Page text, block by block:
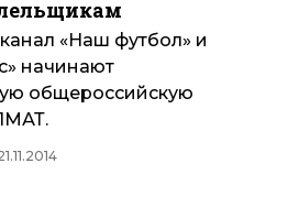
«Наш футбол» и
начинают
общероссийскую